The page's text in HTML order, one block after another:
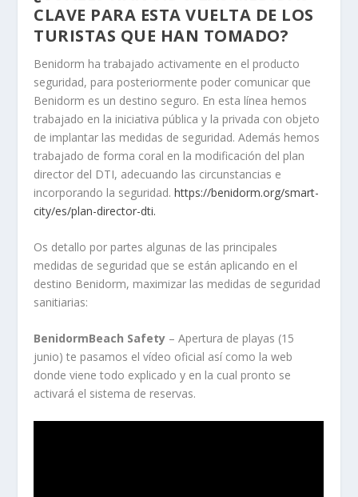
CLAVE PARA ESTA VUELTA DE LOS
TURISTAS QUE HAN TOMADO?
Benidorm ha trabajado activamente en el producto
seguridad, para posteriormente poder comunicar que
Benidorm es un destino seguro. En esta línea hemos
trabajado en la iniciativa pública y la privada con objeto
de implantar las medidas de seguridad. Además hemos
trabajado de forma coral en la modificación del plan
director del DTI, adecuando las circunstancias e
incorporando la seguridad.https://benidorm.org/smart-
city/es/plan-director-dti.
Os detallo por partes algunas de las principales
medidas de seguridad que se están aplicando en el
destino Benidorm, maximizar las medidas de seguridad
sanitiarias:
BenidormBeach Safety – Apertura de playas (15
junio) te pasamos el vídeo oficial así como la web
donde viene todo explicado y en la cual pronto se
activará el sistema de reservas.